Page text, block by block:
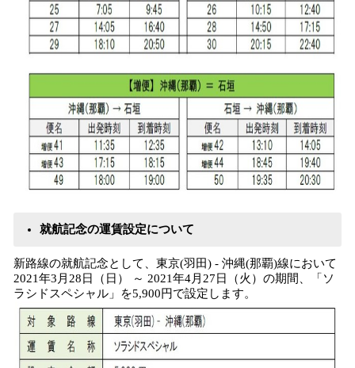
就航記念の運賃設定について
新路線の就航記念として、東京(羽田) - 沖縄(那覇)線において
2021年3月28日（日） ～ 2021年4月27日（火）の期間、「ソ
ラシドスペシャル」を5,900円で設定します。